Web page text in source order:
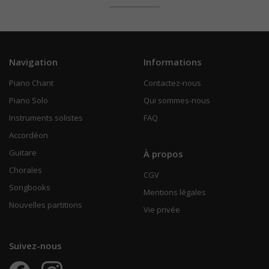
Navigation
Piano Chant
Piano Solo
Instruments solistes
Accordéon
Guitare
Chorales
Songbooks
Nouvelles partitions
Informations
Contactez-nous
Qui sommes-nous
FAQ
À propos
CGV
Mentions légales
Vie privée
Suivez-nous